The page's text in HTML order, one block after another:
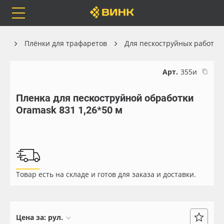
Каталог
Бренды
Доставка
Весь каталог
Самоклеящиеся плёнки
Листовые материалы
Плёнки для трафаретов Для пескоструйных работ
Арт. 355и
Пленка для пескоструйной обработки
Oramask 831 1,26*50 м
Товар есть на складе и готов для заказа и доставки.
Цена за: рул.